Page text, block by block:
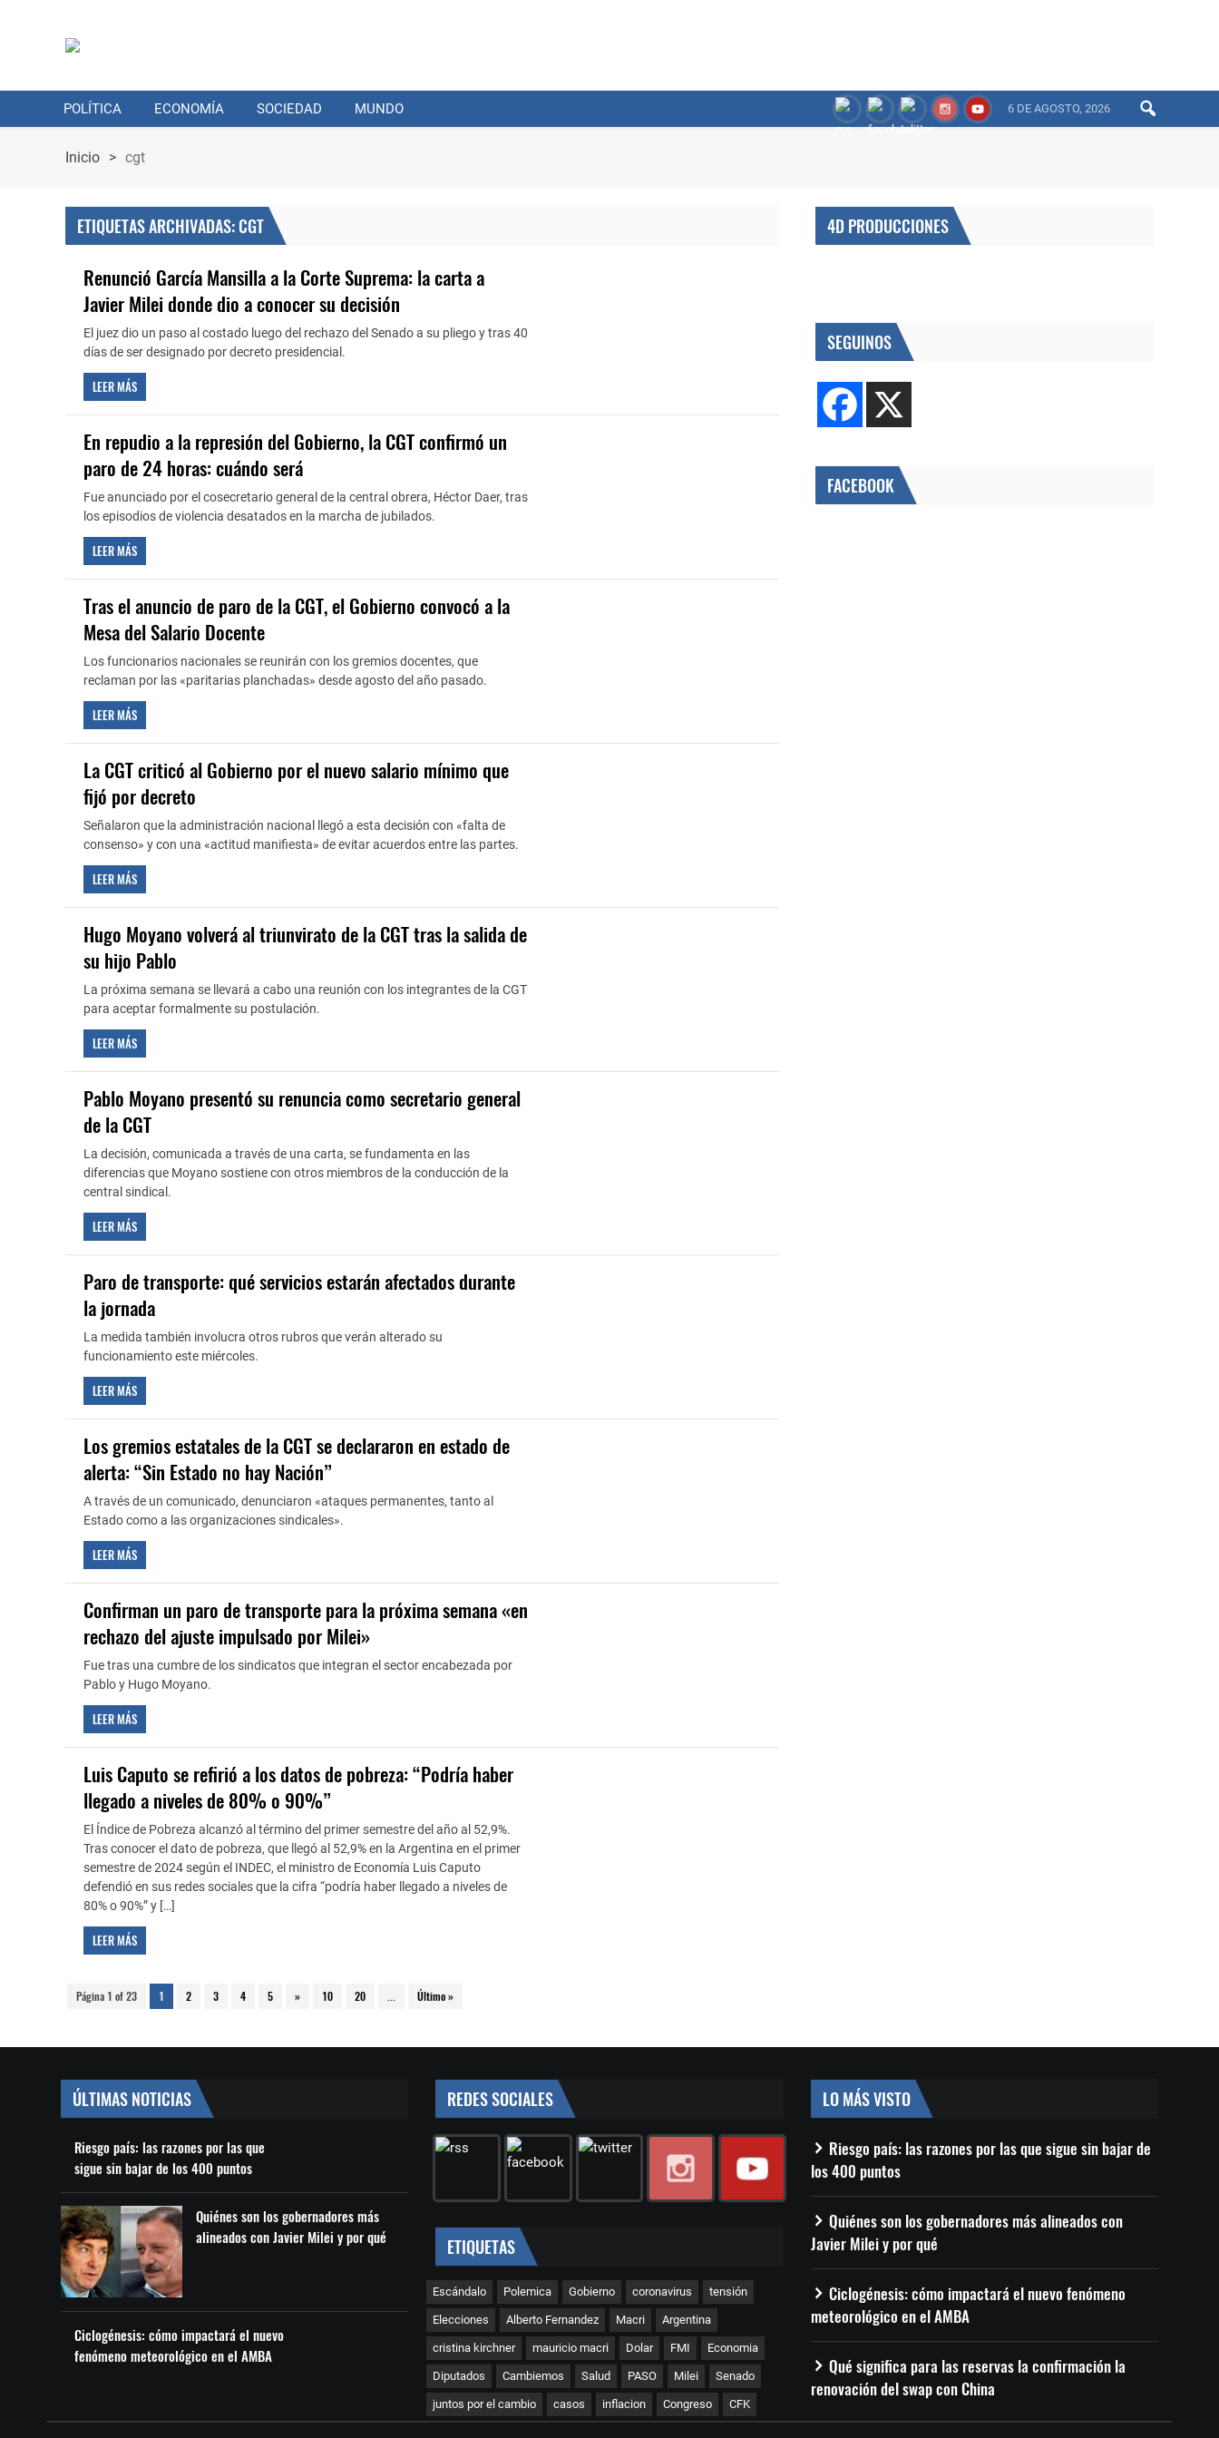
POLÍTICA ECONOMÍA SOCIEDAD MUNDO 6 DE AGOSTO, 2026
Inicio > cgt
ETIQUETAS ARCHIVADAS: CGT
Renunció García Mansilla a la Corte Suprema: la carta a
Javier Milei donde dio a conocer su decisión
El juez dio un paso al costado luego del rechazo del Senado a su pliego y tras 40
días de ser designado por decreto presidencial.
LEER MÁS
En repudio a la represión del Gobierno, la CGT confirmó un
paro de 24 horas: cuándo será
Fue anunciado por el cosecretario general de la central obrera, Héctor Daer, tras
los episodios de violencia desatados en la marcha de jubilados.
LEER MÁS
Tras el anuncio de paro de la CGT, el Gobierno convocó a la
Mesa del Salario Docente
Los funcionarios nacionales se reunirán con los gremios docentes, que
reclaman por las «paritarias planchadas» desde agosto del año pasado.
LEER MÁS
La CGT criticó al Gobierno por el nuevo salario mínimo que
fijó por decreto
Señalaron que la administración nacional llegó a esta decisión con «falta de
consenso» y con una «actitud manifiesta» de evitar acuerdos entre las partes.
LEER MÁS
Hugo Moyano volverá al triunvirato de la CGT tras la salida de
su hijo Pablo
La próxima semana se llevará a cabo una reunión con los integrantes de la CGT
para aceptar formalmente su postulación.
LEER MÁS
Pablo Moyano presentó su renuncia como secretario general
de la CGT
La decisión, comunicada a través de una carta, se fundamenta en las
diferencias que Moyano sostiene con otros miembros de la conducción de la
central sindical.
LEER MÁS
Paro de transporte: qué servicios estarán afectados durante
la jornada
La medida también involucra otros rubros que verán alterado su
funcionamiento este miércoles.
LEER MÁS
Los gremios estatales de la CGT se declararon en estado de
alerta: “Sin Estado no hay Nación”
A través de un comunicado, denunciaron «ataques permanentes, tanto al
Estado como a las organizaciones sindicales».
LEER MÁS
Confirman un paro de transporte para la próxima semana «en
rechazo del ajuste impulsado por Milei»
Fue tras una cumbre de los sindicatos que integran el sector encabezada por
Pablo y Hugo Moyano.
LEER MÁS
Luis Caputo se refirió a los datos de pobreza: “Podría haber
llegado a niveles de 80% o 90%”
El Índice de Pobreza alcanzó al término del primer semestre del año al 52,9%.
Tras conocer el dato de pobreza, que llegó al 52,9% en la Argentina en el primer
semestre de 2024 según el INDEC, el ministro de Economía Luis Caputo
defendió en sus redes sociales que la cifra “podría haber llegado a niveles de
80% o 90%” y […]
LEER MÁS
Página 1 of 23 1 2 3 4 5 » 10 20 Último »
4D PRODUCCIONES
SEGUINOS
FACEBOOK
ÚLTIMAS NOTICIAS
Riesgo país: las razones por las que
sigue sin bajar de los 400 puntos
Quiénes son los gobernadores más
alineados con Javier Milei y por qué
Ciclogénesis: cómo impactará el nuevo
fenómeno meteorológico en el AMBA
REDES SOCIALES
ETIQUETAS
Escándalo Polemica Gobierno coronavirus tensión
Elecciones Alberto Fernandez Macri Argentina
cristina kirchner mauricio macri Dolar FMI Economia
Diputados Cambiemos Salud PASO Milei Senado
juntos por el cambio casos inflacion Congreso CFK
LO MÁS VISTO
Riesgo país: las razones por las que sigue sin bajar de
los 400 puntos
Quiénes son los gobernadores más alineados con
Javier Milei y por qué
Ciclogénesis: cómo impactará el nuevo fenómeno
meteorológico en el AMBA
Qué significa para las reservas la confirmación la
renovación del swap con China